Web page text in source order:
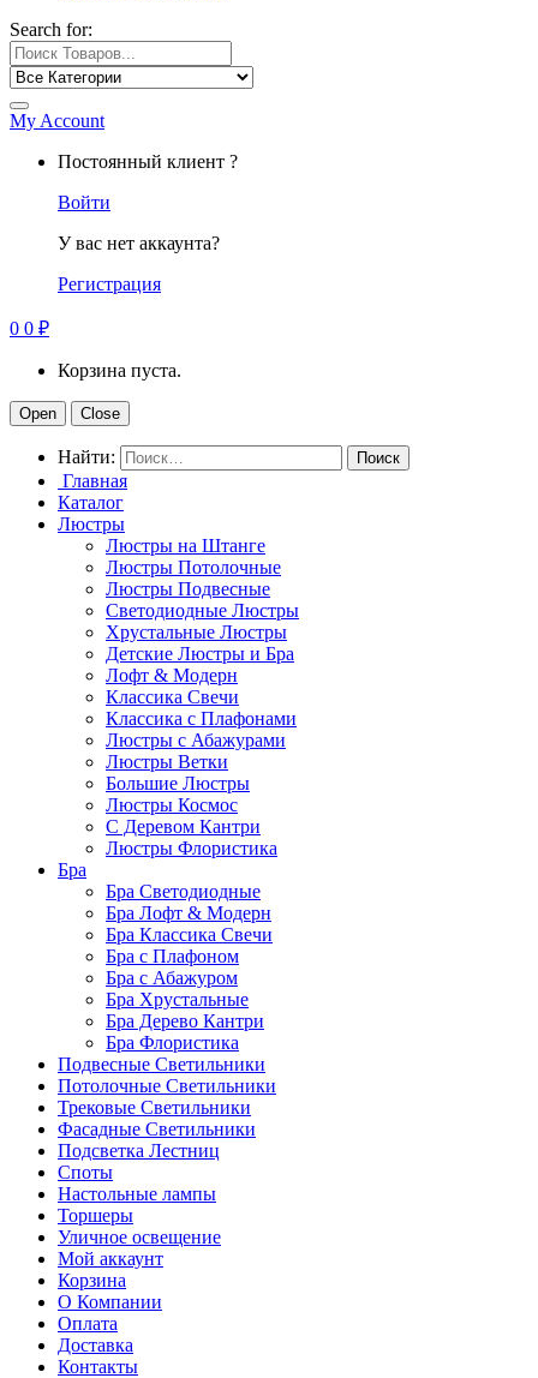
Search for:
My Account
Постоянный клиент ?
Войти
У вас нет аккаунта?
Регистрация
0 0 ₽
Корзина пуста.
Open Close
Найти:
Главная
Каталог
Люстры
Люстры на Штанге
Люстры Потолочные
Люстры Подвесные
Светодиодные Люстры
Хрустальные Люстры
Детские Люстры и Бра
Лофт & Модерн
Классика Свечи
Классика с Плафонами
Люстры с Абажурами
Люстры Ветки
Большие Люстры
Люстры Космос
С Деревом Кантри
Люстры Флористика
Бра
Бра Светодиодные
Бра Лофт & Модерн
Бра Классика Свечи
Бра с Плафоном
Бра с Абажуром
Бра Хрустальные
Бра Дерево Кантри
Бра Флористика
Подвесные Светильники
Потолочные Светильники
Трековые Светильники
Фасадные Светильники
Подсветка Лестниц
Споты
Настольные лампы
Торшеры
Уличное освещение
Мой аккаунт
Корзина
О Компании
Оплата
Доставка
Контакты